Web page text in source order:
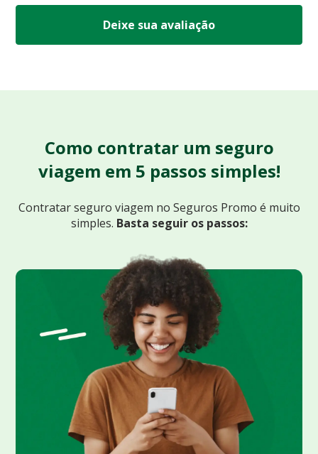
Deixe sua avaliação
Como contratar um seguro
viagem em 5 passos simples!
Contratar seguro viagem no Seguros Promo é muito
simples. Basta seguir os passos: